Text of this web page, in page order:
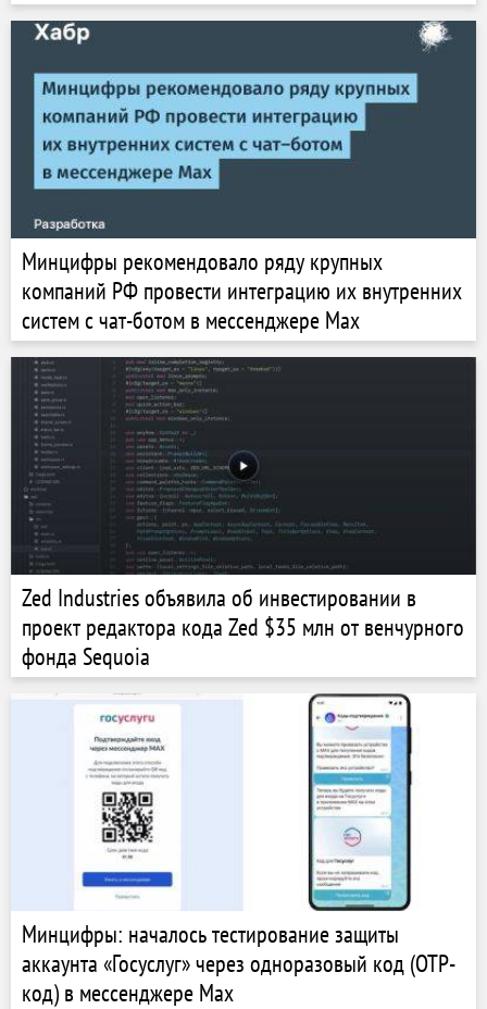
Минцифры рекомендовало ряду крупных
компаний РФ провести интеграцию их внутренних
систем с чат-ботом в мессенджере Max
Zed Industries объявила об инвестировании в
проект редактора кода Zed $35 млн от венчурного
фонда Sequoia
Минцифры: началось тестирование защиты
аккаунта «Госуслуг» через одноразовый код (OTP-
код) в мессенджере Мах